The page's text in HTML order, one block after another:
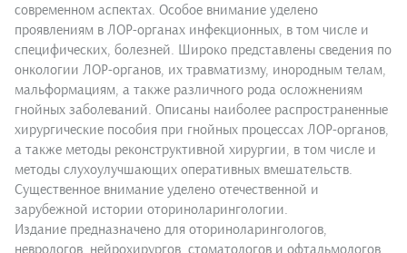
современном аспектах. Особое внимание уделено
проявлениям в ЛОР-органах инфекционных, в том числе и
специфических, болезней. Широко представлены сведения по
онкологии ЛОР-органов, их травматизму, инородным телам,
мальформациям, а также различного рода осложнениям
гнойных заболеваний. Описаны наиболее распространенные
хирургические пособия при гнойных процессах ЛОР-органов,
а также методы реконструктивной хирургии, в том числе и
методы слухоулучшающих оперативных вмешательств.
Существенное внимание уделено отечественной и
зарубежной истории оториноларингологии.
Издание предназначено для оториноларингологов,
неврологов, нейрохирургов, стоматологов и офтальмологов.